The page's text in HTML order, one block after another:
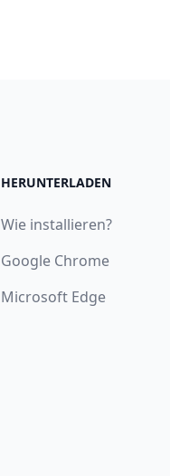
HERUNTERLADEN
Wie installieren?
Google Chrome
Microsoft Edge